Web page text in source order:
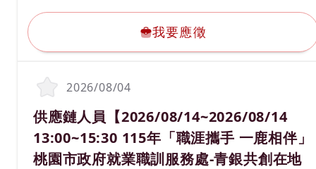
3.每日報表製作及更新
4.有機具操作經驗者尤佳，例如：拖板車、堆高機等
我要應徵
我要應徵
2026/08/04
職務名稱(職業類別)
供應鏈人員【2026/08/14~2026/08/14
13:00~15:30 115年「職涯攜手 一鹿相伴」
桃園市政府就業職訓服務處-青銀共創在地